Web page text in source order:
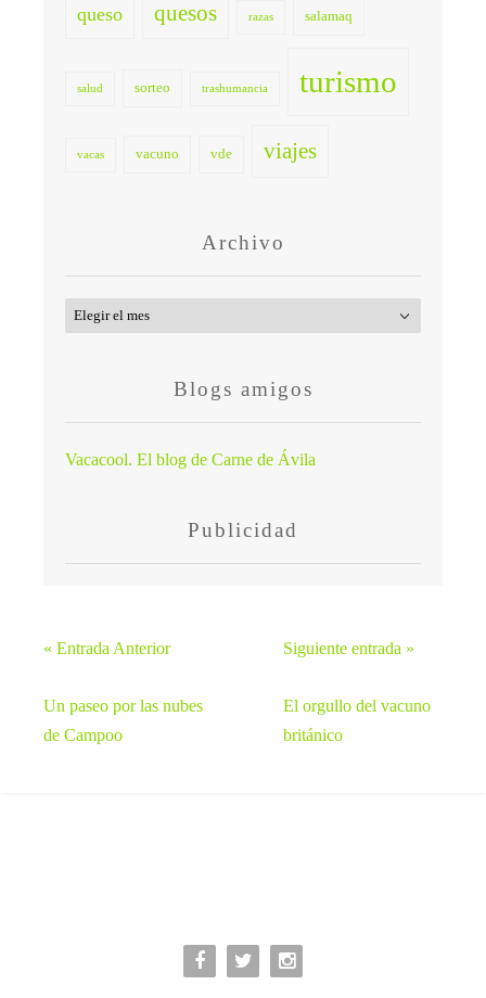
queso quesos razas salamaq
salud sorteo trashumancia turismo
vacas vacuno vde viajes
Archivo
Archivo
Blogs amigos
Vacacool. El blog de Carne de Ávila
Publicidad
« Entrada Anterior
Un paseo por las nubes
de Campoo
Siguiente entrada »
El orgullo del vacuno
británico
  